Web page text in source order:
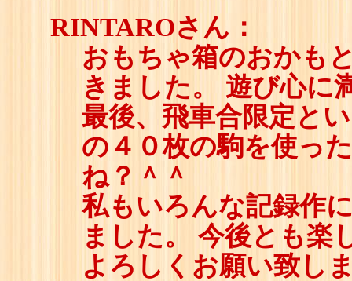
RINTAROさん：
おもちゃ箱のおかも
きました。 遊び心に
最後、飛車合限定と
の４０枚の駒を使っ
ね？＾＾
私もいろんな記録作
ました。 今後とも楽
よろしくお願い致し